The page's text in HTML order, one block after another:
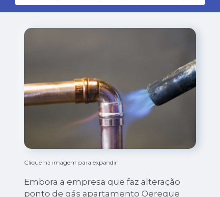
Clique na imagem para expandir
Embora a empresa que faz alteração
ponto de gás apartamento Oereque